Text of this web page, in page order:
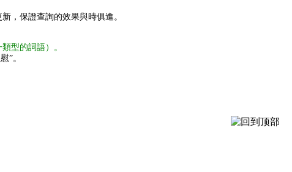
，保證查詢的效果與時俱進。
型的詞語）。
”。